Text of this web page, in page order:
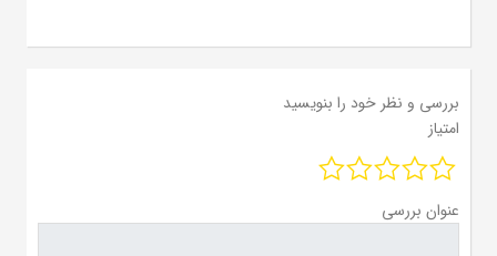
بررسی و نظر خود را بنویسید
امتیاز
عنوان بررسی